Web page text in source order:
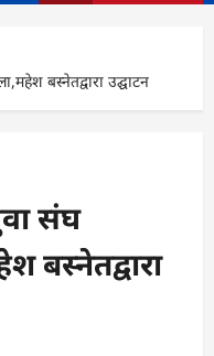
बस्नेतद्वारा उद्घाटन
संघ
बस्नेतद्वारा